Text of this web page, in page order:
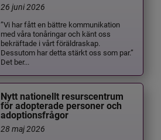
26 juni 2026
”Vi har fått en bättre kommunikation
med våra tonåringar och känt oss
bekräftade i vårt föräldraskap.
Dessutom har detta stärkt oss som par.”
Det ber...
Nytt nationellt resurscentrum
för adopterade personer och
adoptionsfrågor
28 maj 2026